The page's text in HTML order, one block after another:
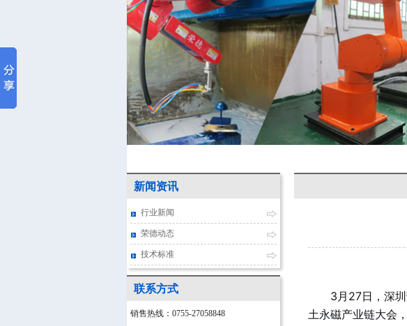
新闻资讯
行业新闻
荣德动态
技术标准
联系方式
销售热线：0755-27058848
3月27日，深
土永磁产业链大会